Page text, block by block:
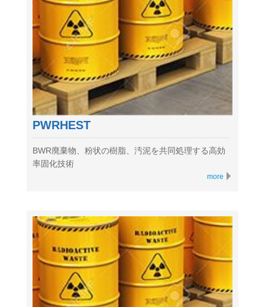
PWRHEST
BWR廃棄物、粉状の樹脂、汚泥を共同処理する高効
率固化技術
more